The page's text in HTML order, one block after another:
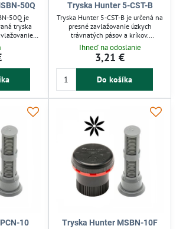
50Q
50Q je
tryska
Má
90° a
vodu s
inštaluje na
filter proti
proti vetru,
a úsporné
aj terás.
Tryska Hunter 5-CST-B
Tryska Hunter 5-CST-B je určená na
presné zavlažovanie úzkych
trávnatých pásov a kríkov.
Kompatibilná so sprayovými
postrekovačmi s vonkajším závitom,
umožňuje jednoduchú inštaláciu.
Nastaviteľný dosah až 1,5 m a
možnosť zníženia spotreby vody o
závlahy. Praktický filter chráni
systém pred nečistotami, čo
predlžuje životnosť zariadenia.
Ideálna pre záhrady a...
Ihneď na odoslanie
3,21 €
Do košíka
10 Tryska Hunter MSBN-10F